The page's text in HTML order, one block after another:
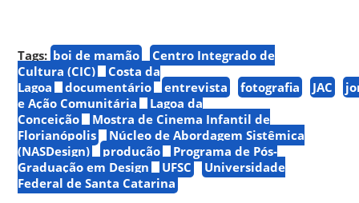
Tags: boi de mamão
Centro Integrado de
Cultura (CIC)
Costa da
Lagoa
documentário entrevista fotografia JAC
e Ação Comunitária
Lagoa da
Conceição
Mostra de Cinema Infantil de
Florianópolis
Núcleo de Abordagem Sistêmica
(NASDesign)
produção
Programa de Pós-
Graduação em Design
UFSC
Universidade
Federal de Santa Catarina